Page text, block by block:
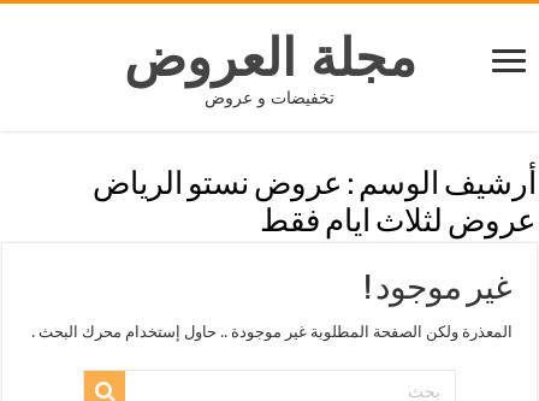
مجلة العروض
تخفيضات و عروض
أرشيف الوسم : عروض نستو الرياض
عروض لثلاث ايام فقط
غير موجود !
المعذرة ولكن الصفحة المطلوبة غير موجودة .. حاول إستخدام محرك البحث .